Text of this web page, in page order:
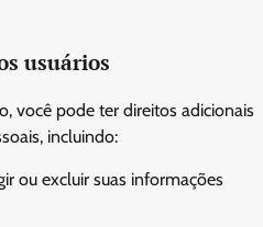
usuários
você pode ter direitos adicionais
incluindo:
ou excluir suas informações